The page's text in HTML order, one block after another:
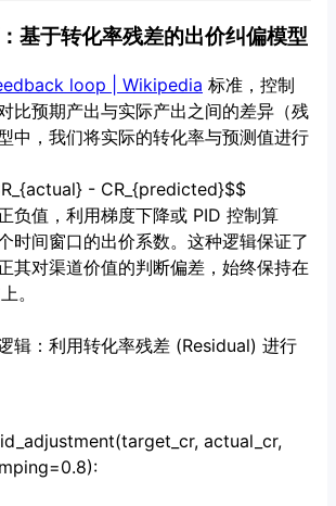
基于转化率残差的出价纠偏模型
loop | Wikipedia 标准，控制
比预期产出与实际产出之间的差异（残
中，我们将实际的转化率与预测值进行
- CR_{predicted}$$
负值，利用梯度下降或 PID 控制算
时间窗口的出价系数。这种逻辑保证了
其对渠道价值的判断偏差，始终保持在
。
辑：利用转化率残差 (Residual) 进行
actual_cr,